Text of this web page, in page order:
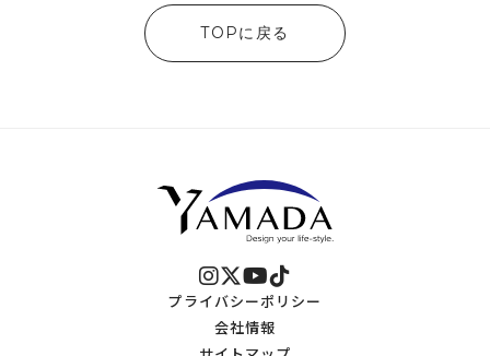
TOPに戻る
プライバシーポリシー
会社情報